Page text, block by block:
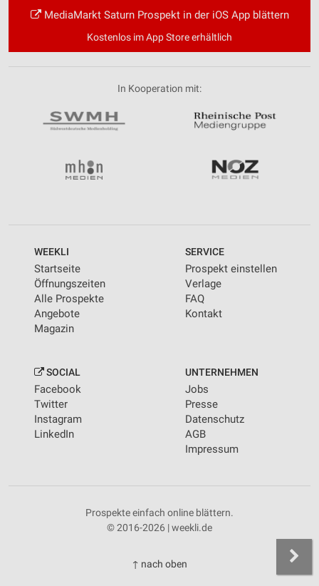
MediaMarkt Saturn Prospekt in der iOS App blättern
Kostenlos im App Store erhältlich
In Kooperation mit:
WEEKLI
Startseite
Öffnungszeiten
Alle Prospekte
Angebote
Magazin
SERVICE
Prospekt einstellen
Verlage
FAQ
Kontakt
SOCIAL
Facebook
Twitter
Instagram
LinkedIn
UNTERNEHMEN
Jobs
Presse
Datenschutz
AGB
Impressum
Prospekte einfach online blättern.
© 2016-2026 | weekli.de
↑ nach oben